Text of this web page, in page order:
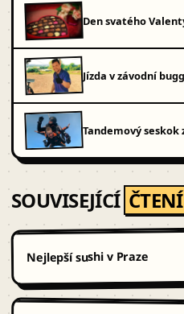
Den svatého
Jízda v závodní
Tandemový seskok
SOUVISEJÍCÍ ČTENÍ
Nejlepší sushi v Praze